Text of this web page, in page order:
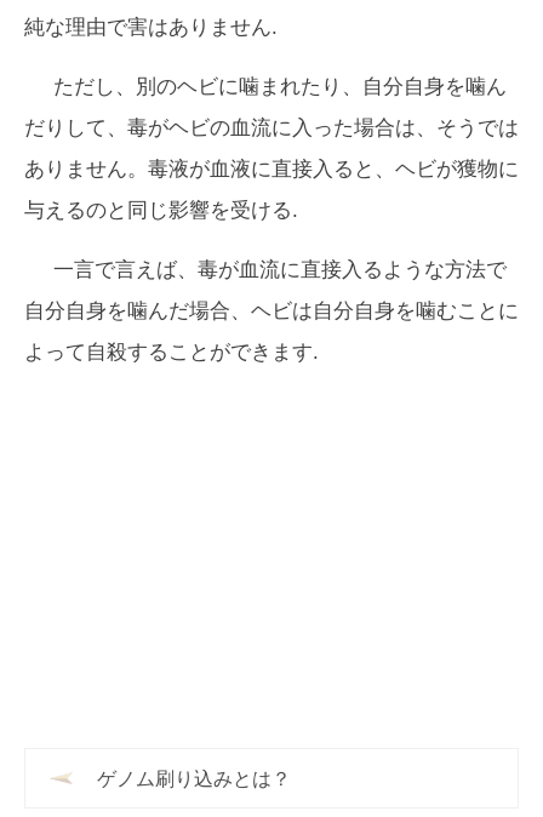
純な理由で害はありません.
ただし、別のヘビに噛まれたり、自分自身を噛ん
だりして、毒がヘビの血流に入った場合は、そうでは
ありません。毒液が血液に直接入ると、ヘビが獲物に
与えるのと同じ影響を受ける.
一言で言えば、毒が血流に直接入るような方法で
自分自身を噛んだ場合、ヘビは自分自身を噛むことに
よって自殺することができます.
ゲノム刷り込みとは？